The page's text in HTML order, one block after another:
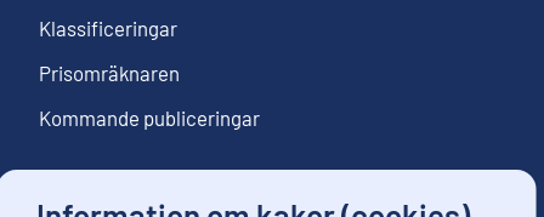
Klassificeringar
Prisomräknaren
Kommande publiceringar